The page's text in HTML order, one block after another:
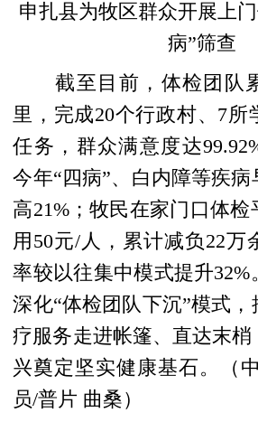
申扎县为牧区群众开展上
病”筛查
截至目前，体检团队
里，完成20个行政村、7所
任务，群众满意度达
今年“四病”、白内障等疾
高21%；牧民在家门口体
用50元/人，累计减负22万
率较以往集中模式提升
深化“体检团队下沉”模式
疗服务走进帐篷、直达末
兴奠定坚实健康基石。（
员/普片 曲桑）